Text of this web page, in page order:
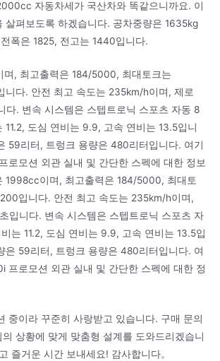
자동차세가 국산차와 똑같으니까요. 이
살펴보도록 하겠습니다. 공차중량은 1635kg
폭은 1825, 전고는 1440입니다.
며, 최고출력은 184/5000, 최대토크는
다. 안전 최고 속도는 235km/h이며, 제로
다. 변속 시스템은 스텝트로닉 스포츠 자동 8
11.2, 도심 연비는 9.9, 고속 연비는 13.5입니
59리터, 트렁크 용량은 480리터입니다. 여기
로모션 외관 실내 및 간단한 스펙에 대한 정보
1998cc이며, 최고출력은 184/5000, 최대토
입니다. 안전 최고 속도는 235km/h이며,
입니다. 변속 시스템은 스텝트로닉 스포츠 자
는 11.2, 도심 연비는 9.9, 고속 연비는 13.5입
은 59리터, 트렁크 용량은 480리터입니다. 여
프로모션 외관 실내 및 간단한 스펙에 대한 정
중이라 꾸준히 사랑받고 있습니다. 구매 문의
상황에 맞게 맞춤형 설계를 도와드리겠습니
즐거운 시간 보내세요! 감사합니다。